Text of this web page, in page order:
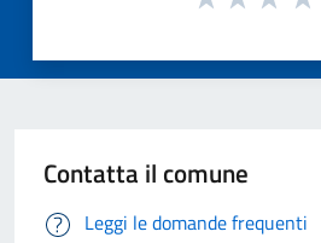
Contatta il comune
Leggi le domande frequenti